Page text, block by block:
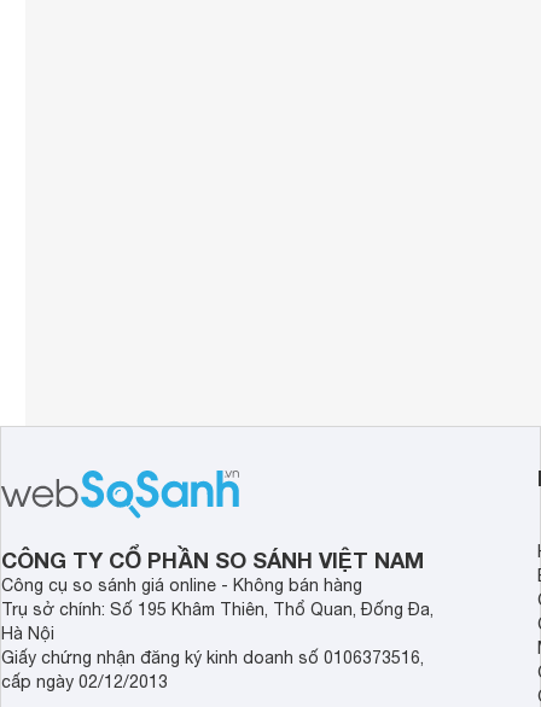
CÔNG TY CỔ PHẦN SO SÁNH VIỆT NAM
Công cụ so sánh giá online - Không bán hàng
Trụ sở chính: Số 195 Khâm Thiên, Thổ Quan, Đống Đa,
Hà Nội
Giấy chứng nhận đăng ký kinh doanh số 0106373516,
cấp ngày 02/12/2013